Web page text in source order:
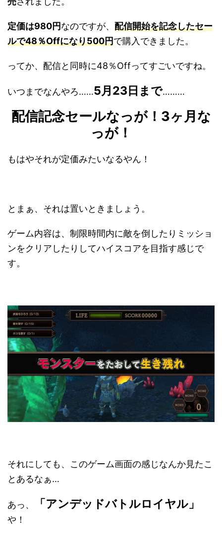
定価は980円なのですが、 配信開始を記念したセー
ルで48％Offになり500円で購入できました。
ってか、配信と同時に48％Offってすごいですね。
いつまでなんやろ……5月23日まで………
配信記念セールなっが！3ヶ月な
っが！
もはやそれが定価みたいなるやん！
とまぁ、それは置いときましょう。
ゲーム内容は、制限時間内に敵を倒したりミッショ
ンをクリアしたりしてハイスコアを目指す感じで
す。
それにしても、このゲーム画面の感じなんか見たこ
とあるなぁ…
あっ、 「アンデッドバトルロイヤル」
や！